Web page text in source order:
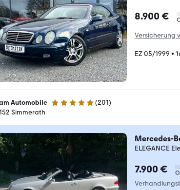
8.900 €
Versicherung
EZ 05/1999 •
Automobile 5 Sterne (201)
Simmerath
Mercedes-
ELEGANCE
7.900 €